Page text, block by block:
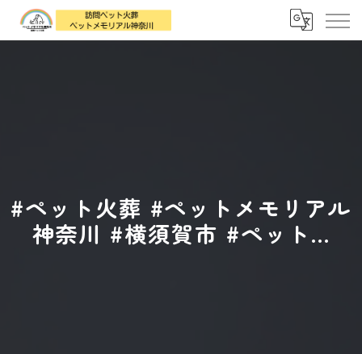
#ペット火葬 #ペットメモリアル
神奈川 #横須賀市 #ペット...